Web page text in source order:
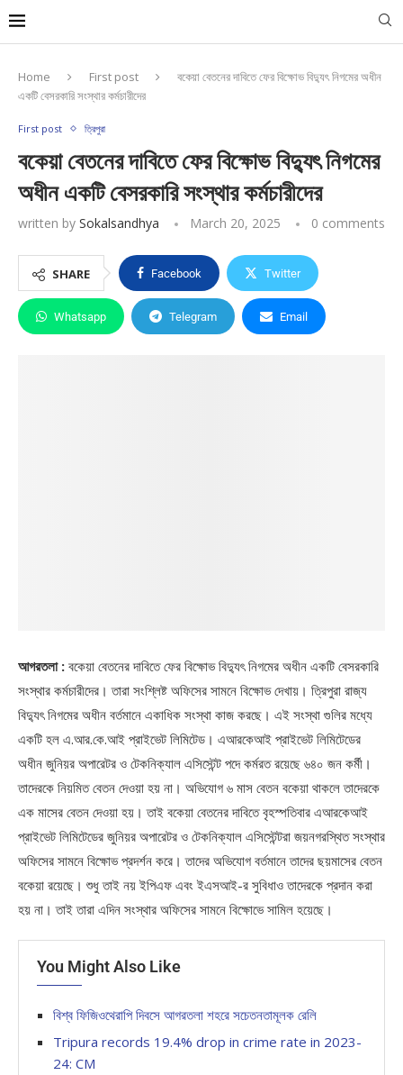
Home First post
বকেয়া বেতনের দাবিতে ফের বিক্ষোভ বিদ্যুৎ নিগমের অধীন
একটি বেসরকারি সংস্থার কর্মচারীদের
First post ত্রিপুরা
বকেয়া বেতনের দাবিতে ফের বিক্ষোভ বিদ্যুৎ নিগমের
অধীন একটি বেসরকারি সংস্থার কর্মচারীদের
written by Sokalsandhya March 20, 2025 0 comments
SHARE Facebook Twitter
Whatsapp Telegram Email
আগরতলা : বকেয়া বেতনের দাবিতে ফের বিক্ষোভ বিদ্যুৎ নিগমের অধীন একটি বেসরকারি
সংস্থার কর্মচারীদের। তারা সংশ্লিষ্ট অফিসের সামনে বিক্ষোভ দেখায়। ত্রিপুরা রাজ্য
বিদ্যুৎ নিগমের অধীন বর্তমানে একাধিক সংস্থা কাজ করছে। এই সংস্থা গুলির মধ্যে
একটি হল এ.আর.কে.আই প্রাইভেট লিমিটেড। এআরকেআই প্রাইভেট লিমিটেডের
অধীন জুনিয়র অপারেটর ও টেকনিক্যাল এসিস্টেন্ট পদে কর্মরত রয়েছে ৬৪০ জন কর্মী।
তাদেরকে নিয়মিত বেতন দেওয়া হয় না। অভিযোগ ৬ মাস বেতন বকেয়া থাকলে তাদেরকে
এক মাসের বেতন দেওয়া হয়। তাই বকেয়া বেতনের দাবিতে বৃহস্পতিবার এআরকেআই
প্রাইভেট লিমিটেডের জুনিয়র অপারেটর ও টেকনিক্যাল এসিস্টেন্টরা জয়নগরস্থিত সংস্থার
অফিসের সামনে বিক্ষোভ প্রদর্শন করে। তাদের অভিযোগ বর্তমানে তাদের ছয়মাসের বেতন
বকেয়া রয়েছে। শুধু তাই নয় ইপিএফ এবং ইএসআই-র সুবিধাও তাদেরকে প্রদান করা
হয় না। তাই তারা এদিন সংস্থার অফিসের সামনে বিক্ষোভে সামিল হয়েছে।
You Might Also Like
বিশ্ব ফিজিওথেরাপি দিবসে আগরতলা শহরে সচেতনতামূলক রেলি
Tripura records 19.4% drop in crime rate in 2023-
24: CM